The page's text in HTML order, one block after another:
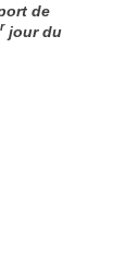
de
jour du